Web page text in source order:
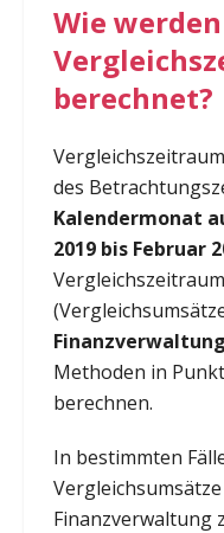
Wie
berechnet?
des
Kalendermonat
2019 bis Februar
Finanzverwaltung
Methoden in
berechnen.
In bestimmten
Finanzverwaltung